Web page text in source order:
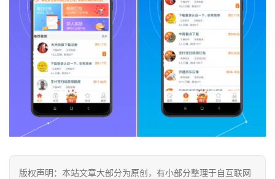
版权声明：本站文章大部分为原创，有小部分整理于自互联网